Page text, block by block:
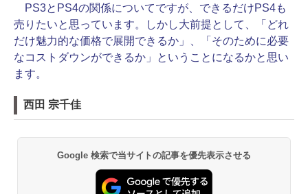
PS3とPS4の関係についてですが、できるだけPS4も
売りたいと思っています。しかし大前提として、「どれ
だけ魅力的な価格で展開できるか」、「そのために必要
なコストダウンができるか」ということになるかと思い
ます。
西田 宗千佳
Google 検索で当サイトの記事を優先表示させる